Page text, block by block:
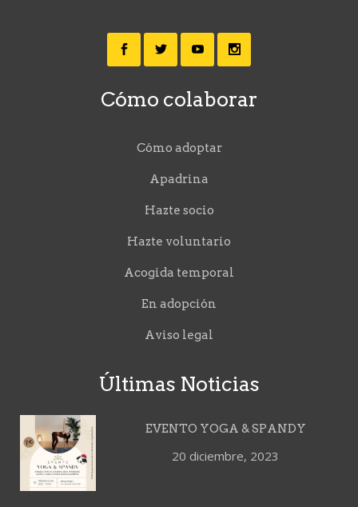
Cómo colaborar
Cómo adoptar
Apadrina
Hazte socio
Hazte voluntario
Acogida temporal
En adopción
Aviso legal
Últimas Noticias
EVENTO YOGA & SPANDY
20 diciembre, 2023